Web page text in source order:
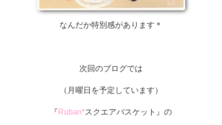
なんだか特別感があります＊
次回のブログでは
（月曜日を予定しています）
『 Ruban*スクエアバスケット』の